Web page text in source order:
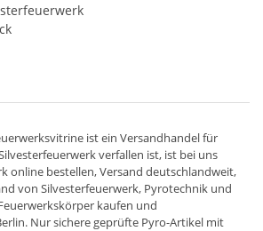
ist ein Versandhandelfür
verfallen ist, ist bei uns
online bestellen,Versand deutschlandweit,
von Silvesterfeuerwerk, Pyrotechnik und
kaufen und
Nur sichere geprüfte Pyro-Artikel mit